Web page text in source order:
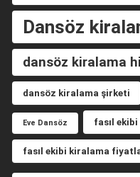
Dansöz
dansöz kiralama
dansöz kiralama şirketi
Eve Dansöz fasıl
fasıl ekibi kiralama